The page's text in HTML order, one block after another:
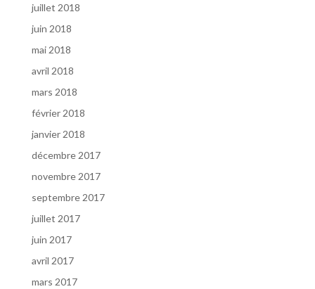
juillet 2018
juin 2018
mai 2018
avril 2018
mars 2018
février 2018
janvier 2018
décembre 2017
novembre 2017
septembre 2017
juillet 2017
juin 2017
avril 2017
mars 2017